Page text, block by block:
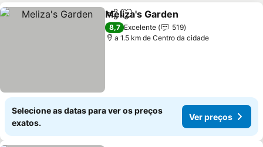
PartilharAdicionar aos favoritos
Meliza's Garden
8,7 Excelente
519
a 1.5 km de Centro da cidade
Selecione as datas para ver os preços
exatos.
Ver preços